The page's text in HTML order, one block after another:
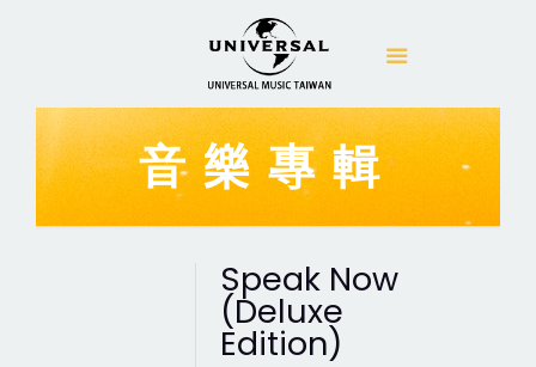
音樂專輯
Speak Now
(Deluxe
Edition)